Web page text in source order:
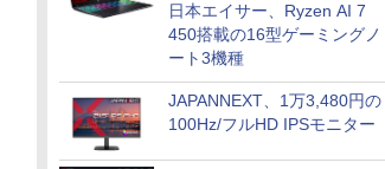
日本エイサー、Ryzen AI 7
450搭載の16型ゲーミングノ
ート3機種
JAPANNEXT、1万3,480円の
100Hz/フルHD IPSモニター